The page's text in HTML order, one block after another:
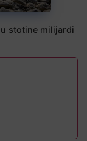
stotine milijardi